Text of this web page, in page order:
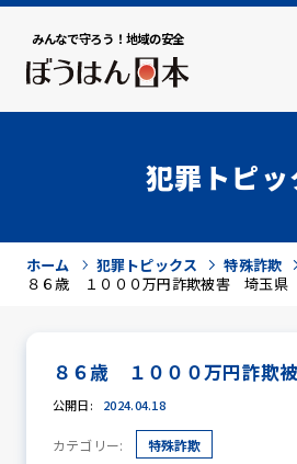
みんなで守ろう！地域の安全
犯罪トピッ
ホーム 犯罪トピックス
特殊詐欺
８６歳 １０００万円詐欺被害 埼玉県
８６歳 １０００万円詐欺
公開日: 2024.04.18
カテゴリー: 特殊詐欺